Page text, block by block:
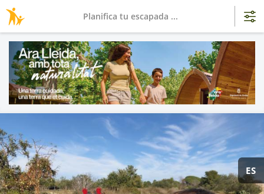
ES
Planifica tu escapada ...